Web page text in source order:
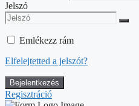
Jelszó
Emlékezz rám
Elfelejtetted a jelszót?
Regisztráció